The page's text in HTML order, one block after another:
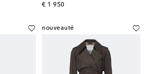
€ 1 950
original price
nouveauté